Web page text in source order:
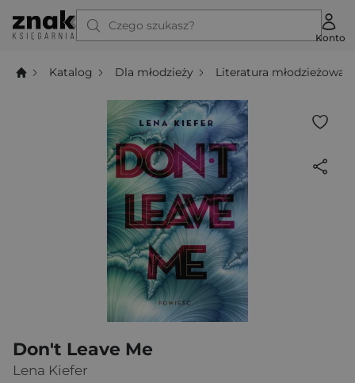
Czego szukasz?
Konto
Katalog Dla młodzieży Literatura młodzieżowa
Don't Leave Me
Lena Kiefer